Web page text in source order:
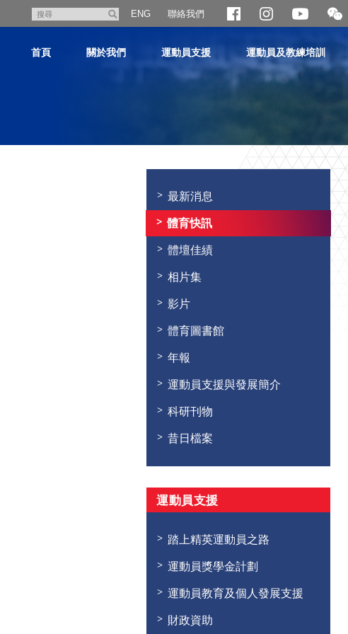
尋
ENG 聯絡我們
開
合
二
維
首頁 關於我們 運動員支援 運動員及教練培訓
最新消息
體育快訊
體壇佳績
相片集
影片
體育圖書館
年報
運動員支援與發展簡介
科研刊物
昔日檔案
運動員支援
踏上精英運動員之路
運動員獎學金計劃
運動員教育及個人發展支援
財政資助